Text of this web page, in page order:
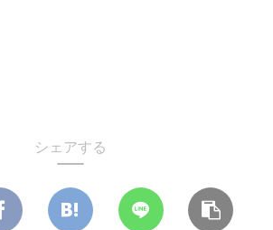
シェアする